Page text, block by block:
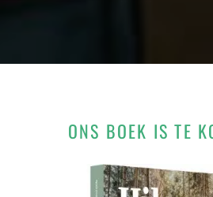
ONS BOEK IS TE